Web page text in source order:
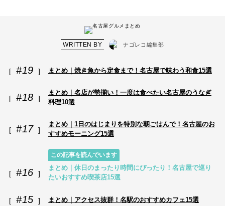
WRITTEN BY ナゴレコ編集部
#19 まとめ｜焼き魚から定食まで！名古屋で味わう和食15選
#18
まとめ｜名店が勢揃い！一度は食べたい名古屋のうなぎ
料理10選
#17
まとめ｜1日のはじまりを特別な朝ごはんで！名古屋のお
すすめモーニング15選
#16
この記事を読んでいます
まとめ｜休日のまったり時間にぴったり！名古屋で巡り
たいおすすめ喫茶店15選
#15 まとめ｜アクセス抜群！名駅のおすすめカフェ15選